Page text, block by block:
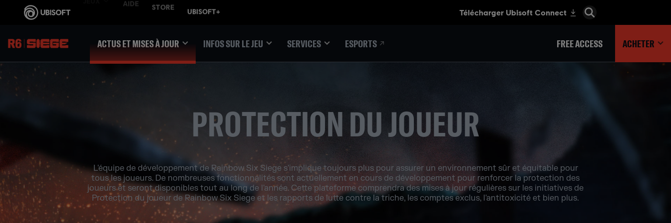
ACTUS ET MISES À JOUR INFOS SUR LE JEU SERVICES ESPORTS FREE ACCESS ACHETER
PROTECTION DU JOUEUR
L'équipe de développement de Rainbow Six Siege s'implique toujours plus pour assurer un environnement sûr et équitable pour
tous les joueurs. De nombreuses fonctionnalités sont actuellement en cours de développement pour renforcer la protection des
joueurs et seront disponibles tout au long de l'année. Cette plateforme comprendra des mises à jour régulières sur les initiatives de
Protection du joueur de Rainbow Six Siege et les rapports de lutte contre la triche, les comptes exclus, l'antitoxicité et bien plus.